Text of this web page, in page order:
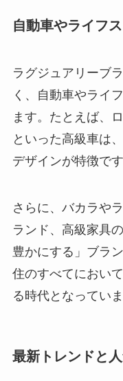
自動車やライフ
ラグジュアリーブ
く、自動車やライ
ます。たとえば、
といった高級車は
デザインが特徴です
さらに、バカラや
ランド、高級家具
豊かにする」ブラ
住のすべてにおい
る時代となっていま
最新トレンドと